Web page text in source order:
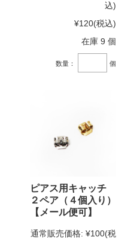
込)
¥120(税込)
在庫 9 個
数量： 個
ピアス用キャッチ
２ペア（４個入り）
【メール便可】
通常販売価格: ¥100(税